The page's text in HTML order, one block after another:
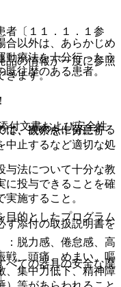
〔１１．１．１参
往歴のある患者。
、次の点に留意する
与法について十分な教
に投与できることを確
施すること。
添付の取扱説明書を
ての器具の安全な廃
合以外は、あらかじめ
動療法を十分行ったう
で、観察を十分に行
中止するなど適切な処
脱力感、倦怠感、高
戦、頭痛、めまい、嘔
、集中力低下、精神障
品の情報が一度に参照
きます。
付文書および安全性
的としたプログラム